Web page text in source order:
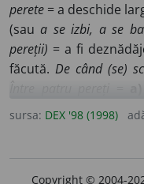
perete = a deschide
(saua se izbi, a se
pereții) = a fi
făcută. De când (se)
Pereții au ochi(sau
sursa: DEX '98 (1998)
Copyright © 2004-